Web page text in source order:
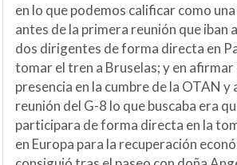
en lo que podemos calificar como
antes de la primera reunión que iban
dos dirigentes de forma directa en
tomar el tren a Bruselas; y en afirmar
presencia en la cumbre de la OTAN y
reunión del G-8 lo que buscaba era
participara de forma directa en la
en Europa para la recuperación